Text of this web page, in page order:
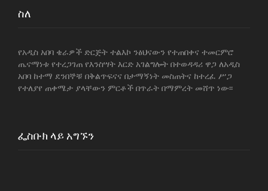
ስለ
የአዲስ አበባ ቄራዎች ድርጅት ተልእኮ ንፅህናውን የተጠበቀና ተመርምሮ
ጤናማነቱ የተረጋገጠ የእንስሣት እርድ አገልግሎት በተወዳዳሪ ዋጋ ለአዲስ
አበባ ከተማ ደንበኞቹ በቅልጥፍናና በታማኝነት መስጠትና ከተረፈ ሥጋ
የተለያየ ጠቀሜታ ያላቸውን ምርቶች በጥራት በማምረት መሸጥ ነው፡፡
ፌስቡክ ላይ አግኙን